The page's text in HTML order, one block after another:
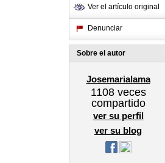
Ver el artículo original
Denunciar
Sobre el autor
Josemarialama
1108veces
compartido
ver su perfil
ver su blog